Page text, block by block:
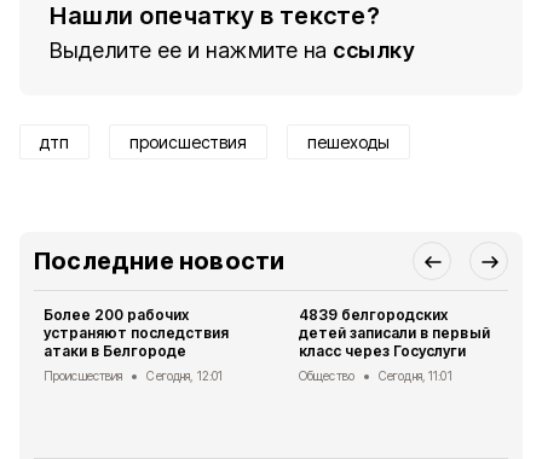
Нашли опечатку в тексте?
Выделите ее и нажмите на ссылку
дтп происшествия пешеходы
Последние новости
Более 200 рабочих
устраняют последствия
атаки в Белгороде
Происшествия Сегодня, 12:01
4839 белгородских
детей записали в первый
класс через Госуслуги
Общество Сегодня, 11:01